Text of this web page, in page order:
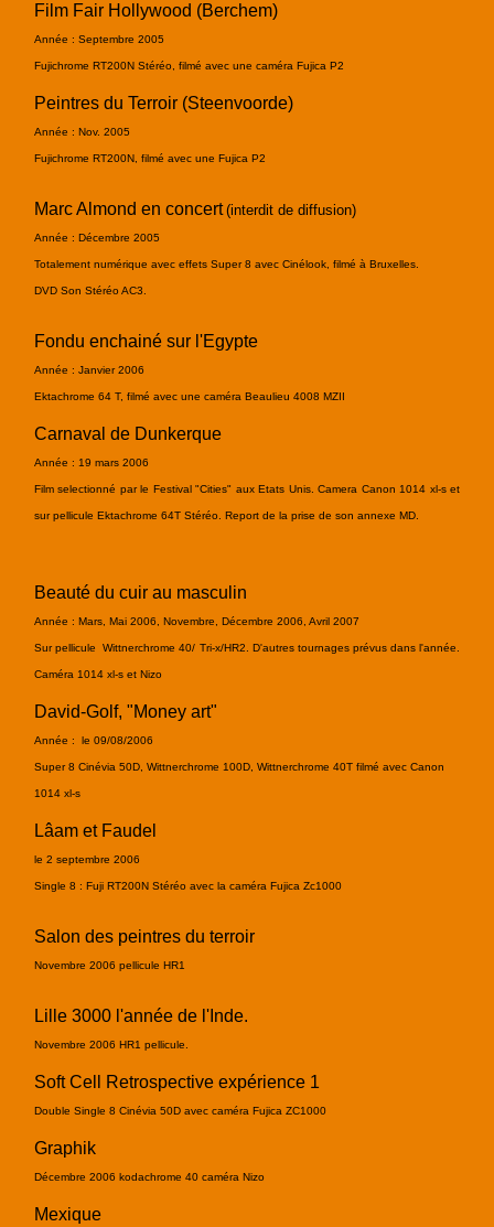
Film Fair Hollywood (Berchem)
Année : Septembre 2005
Fujichrome RT200N Stéréo, filmé avec une caméra Fujica P2
Peintres du Terroir (Steenvoorde)
Année : Nov. 2005
Fujichrome RT200N, filmé avec une Fujica P2
Marc Almond en concert (interdit de diffusion)
Année : Décembre 2005
Totalement numérique avec effets Super 8 avec Cinélook, filmé à Bruxelles.
DVD Son Stéréo AC3.
Fondu enchainé sur l'Egypte
Année : Janvier 2006
Ektachrome 64 T, filmé avec une caméra Beaulieu 4008 MZII
Carnaval de Dunkerque
Année : 19 mars 2006
Film selectionné par le Festival "Cities" aux Etats Unis. Camera Canon 1014 xl-s et
sur pellicule Ektachrome 64T Stéréo. Report de la prise de son annexe MD.
Beauté du cuir au masculin
Année : Mars, Mai 2006, Novembre, Décembre 2006, Avril 2007
Sur pellicule Wittnerchrome 40/ Tri-x/HR2. D'autres tournages prévus dans l'année.
Caméra 1014 xl-s et Nizo
David-Golf, "Money art"
Année : le 09/08/2006
Super 8 Cinévia 50D, Wittnerchrome 100D, Wittnerchrome 40T filmé avec Canon
1014 xl-s
Lâam et Faudel
le 2 septembre 2006
Single 8 : Fuji RT200N Stéréo avec la caméra Fujica Zc1000
Salon des peintres du terroir
Novembre 2006 pellicule HR1
Lille 3000 l'année de l'Inde.
Novembre 2006 HR1 pellicule.
Soft Cell Retrospective expérience 1
Double Single 8 Cinévia 50D avec caméra Fujica ZC1000
Graphik
Décembre 2006 kodachrome 40 caméra Nizo
Mexique